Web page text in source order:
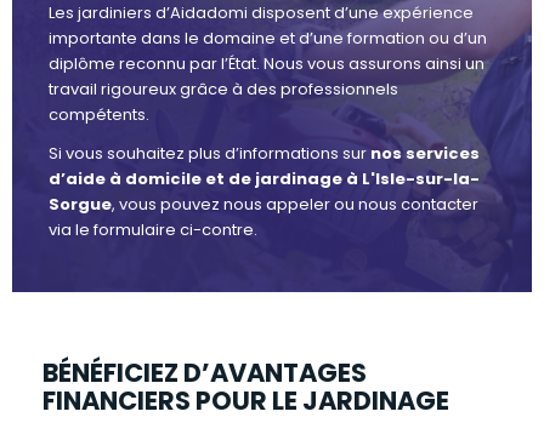
Les jardiniers d’Aidadomi disposent d’une expérience
importante dans le domaine et d’une formation ou d’un
diplôme reconnu par l’État. Nous vous assurons ainsi un
travail rigoureux grâce à des professionnels
compétents.
Si vous souhaitez plus d’informations sur nos services
d’aide à domicile et de jardinage à L'Isle-sur-la-
Sorgue, vous pouvez nous appeler ou nous contacter
via le formulaire ci-contre.
BÉNÉFICIEZ D’AVANTAGES
FINANCIERS POUR LE JARDINAGE